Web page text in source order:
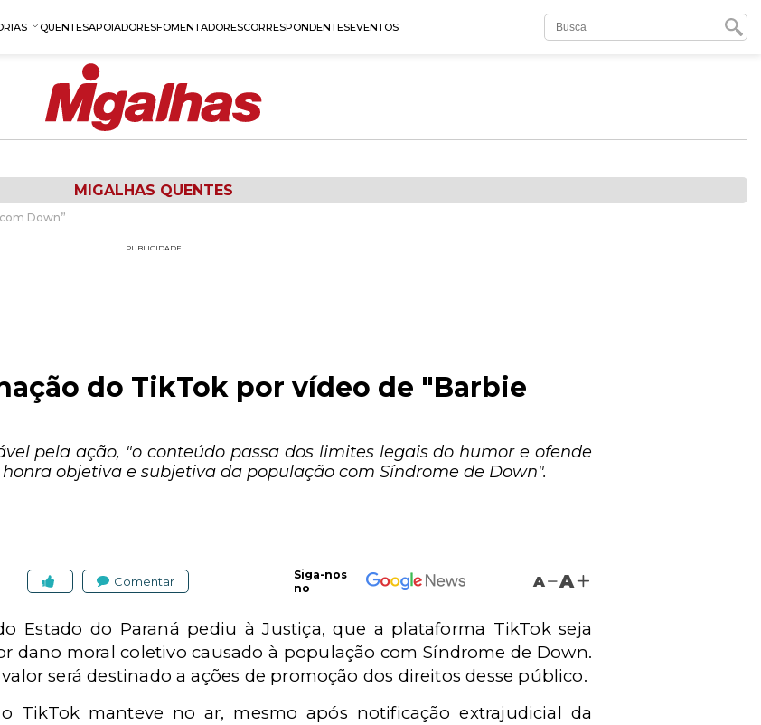
QUENTESAPOIADORESFOMENTADORESCORRESPONDENTESEVENTOS
MIGALHAS QUENTES
Down”
PUBLICIDADE
do TikTok por vídeo de "Barbie
pela ação, "o conteúdo passa dos limites legais do humor e ofende
objetiva e subjetiva da população com Síndrome de Down".
Comentar
Siga-nos
no
A A
Estado do Paraná pediu à Justiça, que a plataforma TikTok seja
dano moral coletivo causado à população com Síndrome de Down.
será destinado a ações de promoção dos direitos desse público.
TikTok manteve no ar, mesmo após notificação extrajudicial da